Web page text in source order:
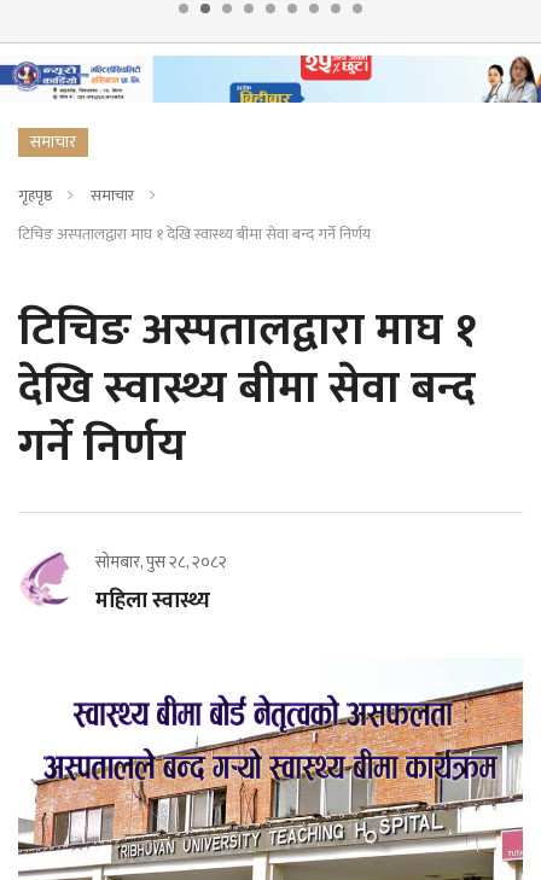
समाचार
गृहपृष्ठ
समाचार
टिचिङ अस्पतालद्वारा माघ १ देखि स्वास्थ्य बीमा सेवा बन्द गर्ने निर्णय
टिचिङ अस्पतालद्वारा माघ १
देखि स्वास्थ्य बीमा सेवा बन्द
गर्ने निर्णय
सोमबार, पुस २८, २०८२
महिला स्वास्थ्य